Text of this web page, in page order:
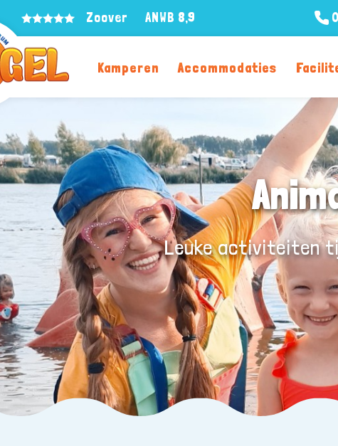
Zoover ANWB 8,9
Kamperen Accommodaties
Leuke activiteiten